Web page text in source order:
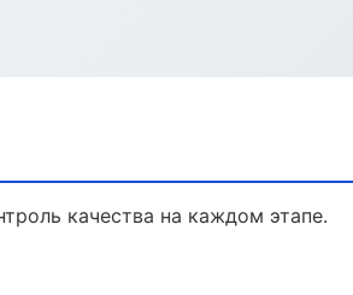
качества на каждом этапе.